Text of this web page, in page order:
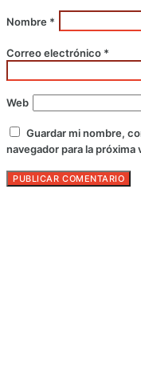
Nombre *
Correo electrónico *
Web
Guardar mi nombre,
navegador para la